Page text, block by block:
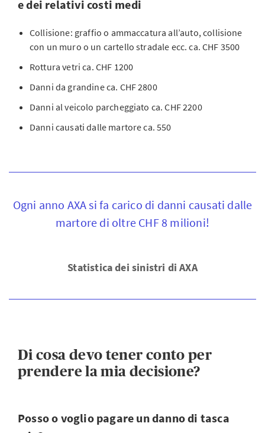
e dei relativi costi medi
Collisione: graffio o ammaccatura all’auto, collisione
con un muro o un cartello stradale ecc. ca. CHF 3500
Rottura vetri ca. CHF 1200
Danni da grandine ca. CHF 2800
Danni al veicolo parcheggiato ca. CHF 2200
Danni causati dalle martore ca. 550
Ogni anno AXA si fa carico di danni causati dalle
martore di oltre CHF 8 milioni!
Statistica dei sinistri di AXA
Di cosa devo tener conto per
prendere la mia decisione?
Posso o voglio pagare un danno di tasca